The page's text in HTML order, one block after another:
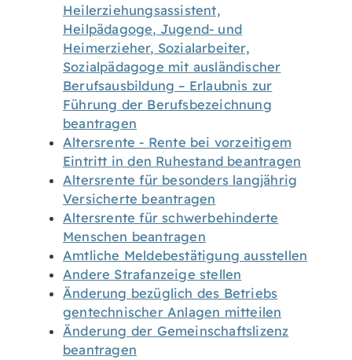
Heilerziehungsassistent,
Heilpädagoge, Jugend- und
Heimerzieher, Sozialarbeiter,
Sozialpädagoge mit ausländischer
Berufsausbildung – Erlaubnis zur
Führung der Berufsbezeichnung
beantragen
Altersrente - Rente bei vorzeitigem
Eintritt in den Ruhestand beantragen
Altersrente für besonders langjährig
Versicherte beantragen
Altersrente für schwerbehinderte
Menschen beantragen
Amtliche Meldebestätigung ausstellen
Andere Strafanzeige stellen
Änderung bezüglich des Betriebs
gentechnischer Anlagen mitteilen
Änderung der Gemeinschaftslizenz
beantragen